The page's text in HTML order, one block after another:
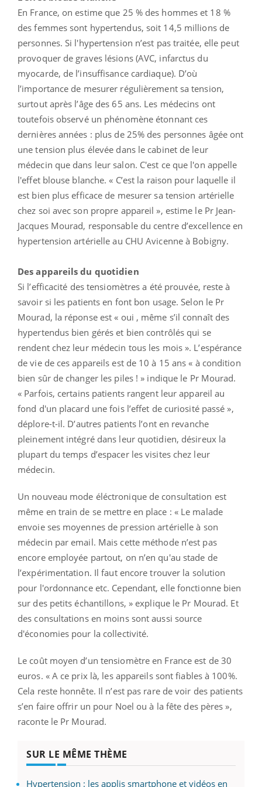
En France, on estime que 25 % des hommes et 18 %
des femmes sont hypertendus, soit 14,5 millions de
personnes. Si l'hypertension n’est pas traitée, elle peut
provoquer de graves lésions (AVC, infarctus du
myocarde, de l’insuffisance cardiaque). D’où
l’importance de mesurer régulièrement sa tension,
surtout après l’âge des 65 ans. Les médecins ont
toutefois observé un phénomène étonnant ces
dernières années : plus de 25% des personnes âgée ont
une tension plus élevée dans le cabinet de leur
médecin que dans leur salon. C'est ce que l'on appelle
l'effet blouse blanche. « C’est la raison pour laquelle il
est bien plus efficace de mesurer sa tension artérielle
chez soi avec son propre appareil », estime le Pr Jean-
Jacques Mourad, responsable du centre d’excellence en
hypertension artérielle au CHU Avicenne à Bobigny.
Des appareils du quotidien
Si l’efficacité des tensiomètres a été prouvée, reste à
savoir si les patients en font bon usage. Selon le Pr
Mourad, la réponse est « oui , même s’il connaît des
hypertendus bien gérés et bien contrôlés qui se
rendent chez leur médecin tous les mois ». L’espérance
de vie de ces appareils est de 10 à 15 ans « à condition
bien sûr de changer les piles ! » indique le Pr Mourad.
« Parfois, certains patients rangent leur appareil au
fond d'un placard une fois l’effet de curiosité passé »,
déplore-t-il. D’autres patients l’ont en revanche
pleinement intégré dans leur quotidien, désireux la
plupart du temps d’espacer les visites chez leur
médecin.
Un nouveau mode éléctronique de consultation est
même en train de se mettre en place : « Le malade
envoie ses moyennes de pression artérielle à son
médecin par email. Mais cette méthode n’est pas
encore employée partout, on n’en qu'au stade de
l’expérimentation. Il faut encore trouver la solution
pour l'ordonnance etc. Cependant, elle fonctionne bien
sur des petits échantillons, » explique le Pr Mourad. Et
des consultations en moins sont aussi source
d'économies pour la collectivité.
Le coût moyen d’un tensiomètre en France est de 30
euros. « A ce prix là, les appareils sont fiables à 100%.
Cela reste honnête. Il n’est pas rare de voir des patients
s’en faire offrir un pour Noel ou à la fête des pères »,
raconte le Pr Mourad.
SUR LE MÊME THÈME
Hypertension : les applis smartphone et vidéos en